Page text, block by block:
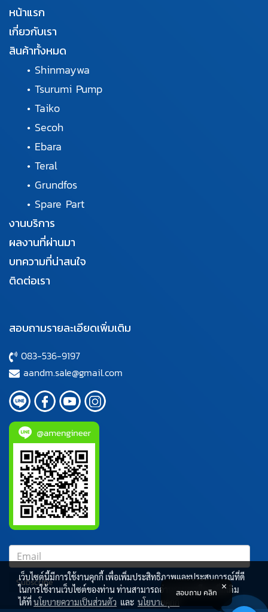
หน้าแรก
เกี่ยวกับเรา
สินค้าทั้งหมด
• Shinmaywa
• Tsurumi Pump
• Taiko
• Secoh
• Ebara
• Teral
• Grundfos
• Spare Part
งานบริการ
ผลงานที่ผ่านมา
บทความที่น่าสนใจ
ติดต่อเรา
สอบถามรายละเอียดเพิ่มเติม
083-536-9197
aandm.sale@gmail.com
Subscribe
เว็บไซต์นี้มีการใช้งานคุกกี้ เพื่อเพิ่มประสิทธิภาพและประสบการณ์ที่ดี
ในการใช้งานเว็บไซต์ของท่าน ท่านสามารถอ่านรายละเอียดเพิ่มเติม
ได้ที่นโยบายความเป็นส่วนตัว และ นโยบายคุกกี้
สอบถาม คลิก